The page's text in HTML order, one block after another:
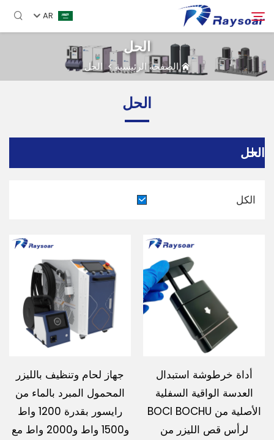
AR
الصفحة الرئيسية
الأجزاء الوظيفية
اتصل بنا
بحث
الحل
الصفحة الرئيسية> الحل
الحل
الحل
الكل
أداة خرطوشة استبدال
العدسة الواقية السفلية
الأصلية من BOCI BOCHU
لرأس قص الليزر من
جهاز لحام وتنظيف بالليزر
المحمول المبرد بالماء من
رايسور بقدرة 1200 واط
و1500 واط و2000 واط مع